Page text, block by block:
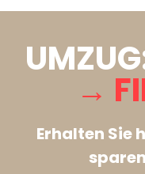
→
Erhalten Sie